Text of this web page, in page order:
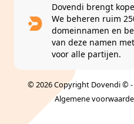
Dovendi brengt
We beheren ruim
domeinnamen en
van deze namen
voor alle partijen.
© 2026 Copyright Dovendi ©
Algemene